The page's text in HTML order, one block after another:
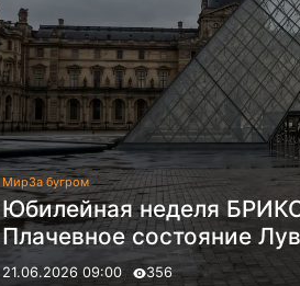
МирЗа бугром
Юбилейная неделя
Плачевное состояние
21.06.2026 09:00 356